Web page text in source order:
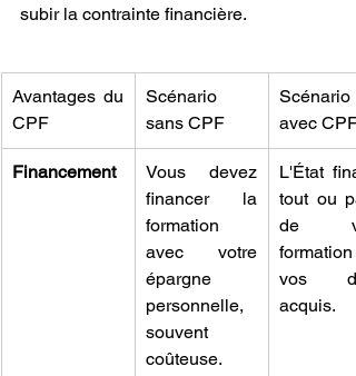
subir la contrainte financière.
Avantages du
CPF
Scénario
sans CPF
Scénario
avec CPF
Financement
Vous devez
financer la
formation
avec votre
épargne
personnelle,
souvent
coûteuse.
L'État
tout ou
de
vos
acquis.